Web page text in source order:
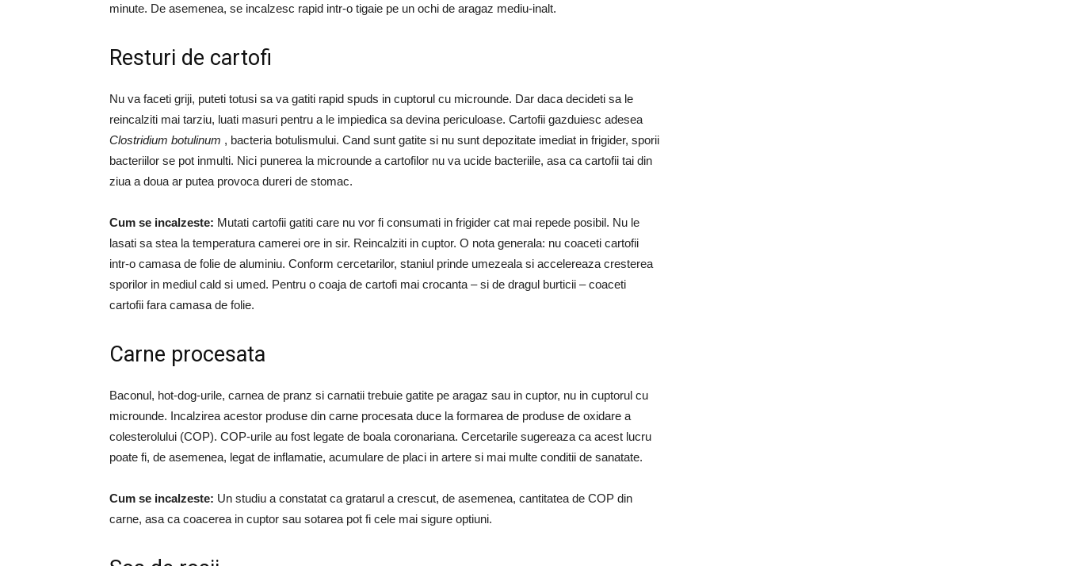
minute. De asemenea, se incalzesc rapid intr-o tigaie pe un ochi de aragaz mediu-inalt.
Resturi de cartofi
Nu va faceti griji, puteti totusi sa va gatiti rapid spuds in cuptorul cu microunde. Dar daca decideti sa le
reincalziti mai tarziu, luati masuri pentru a le impiedica sa devina periculoase. Cartofii gazduiesc adesea
Clostridium botulinum , bacteria botulismului. Cand sunt gatite si nu sunt depozitate imediat in frigider, sporii
bacteriilor se pot inmulti. Nici punerea la microunde a cartofilor nu va ucide bacteriile, asa ca cartofii tai din
ziua a doua ar putea provoca dureri de stomac.
Cum se incalzeste: Mutati cartofii gatiti care nu vor fi consumati in frigider cat mai repede posibil. Nu le
lasati sa stea la temperatura camerei ore in sir. Reincalziti in cuptor. O nota generala: nu coaceti cartofii
intr-o camasa de folie de aluminiu. Conform cercetarilor, staniul prinde umezeala si accelereaza cresterea
sporilor in mediul cald si umed. Pentru o coaja de cartofi mai crocanta – si de dragul burticii – coaceti
cartofii fara camasa de folie.
Carne procesata
Baconul, hot-dog-urile, carnea de pranz si carnatii trebuie gatite pe aragaz sau in cuptor, nu in cuptorul cu
microunde. Incalzirea acestor produse din carne procesata duce la formarea de produse de oxidare a
colesterolului (COP). COP-urile au fost legate de boala coronariana. Cercetarile sugereaza ca acest lucru
poate fi, de asemenea, legat de inflamatie, acumulare de placi in artere si mai multe conditii de sanatate.
Cum se incalzeste: Un studiu a constatat ca gratarul a crescut, de asemenea, cantitatea de COP din
carne, asa ca coacerea in cuptor sau sotarea pot fi cele mai sigure optiuni.